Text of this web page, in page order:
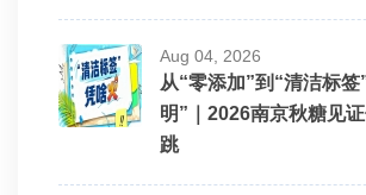
Aug 04, 2026
从“零添加”到“清洁标
明”｜2026南京秋糖见
跳